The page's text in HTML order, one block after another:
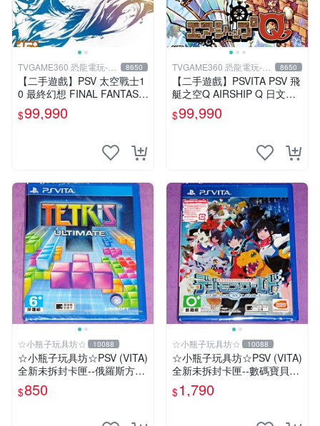
TVGAME360 恐龍電玩-台
中店
8650
【二手遊戲】PSV 太空戰士1
0 最終幻想 FINAL FANTASY
10 X FF HD 中文版【台中恐
龍電玩】
$99,990
TVGAME360 恐龍電玩-台
中店
8650
【二手遊戲】PSVITA PSV 飛
艇之空Q AIRSHIP Q 日文版
裸裝【台中恐龍電玩】
$99,990
☆小瓶子玩具坊☆ 10088
☆小瓶子玩具坊☆PSV (VITA)
全新未拆封卡匣--俄羅斯方塊
終極版
$850
☆小瓶子玩具坊☆ 10088
☆小瓶子玩具坊☆PSV (VITA)
全新未拆封卡匣--數碼寶貝世
界-next 0rder-新秩序 (初回日
版)
$1,790